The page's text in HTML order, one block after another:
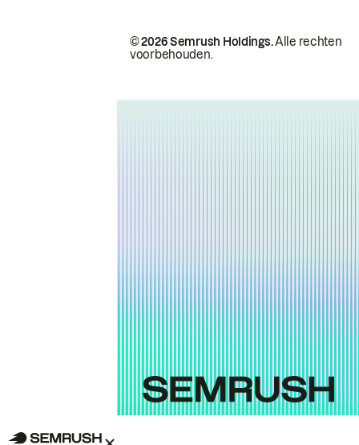
© 2026 Semrush Holdings.Alle rechten
voorbehouden.